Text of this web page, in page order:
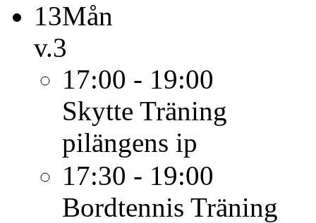
13Mån
v.3
17:00 - 19:00
Skytte Träning
pilängens ip
17:30 - 19:00
Bordtennis Träning